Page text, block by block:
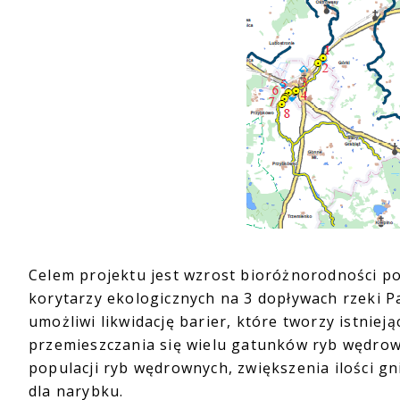
Celem projektu jest wzrost bioróżnorodności
korytarzy ekologicznych na 3 dopływach rzeki
umożliwi likwidację barier, które tworzy
przemieszczania się wielu gatunków ryb
populacji ryb wędrownych, zwiększenia ilości
dla narybku.